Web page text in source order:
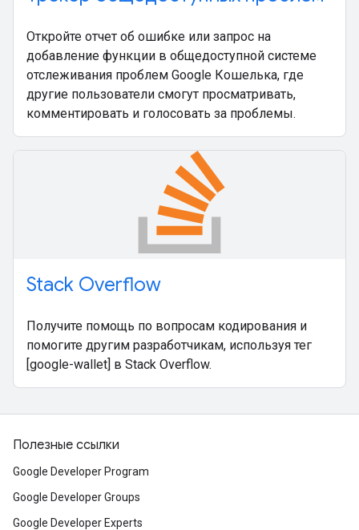
Откройте отчет об ошибке или запрос на
добавление функции в общедоступной системе
отслеживания проблем Google Кошелька, где
другие пользователи смогут просматривать,
комментировать и голосовать за проблемы.
Stack Overflow
Получите помощь по вопросам кодирования и
помогите другим разработчикам, используя тег
[google-wallet] в Stack Overflow.
Полезные ссылки
Google Developer Program
Google Developer Groups
Google Developer Experts